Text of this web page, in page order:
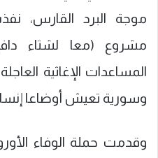
موجة البرد القارس،
وسورية تعيش أوضاعا